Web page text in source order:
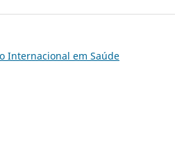
Internacional em Saúde